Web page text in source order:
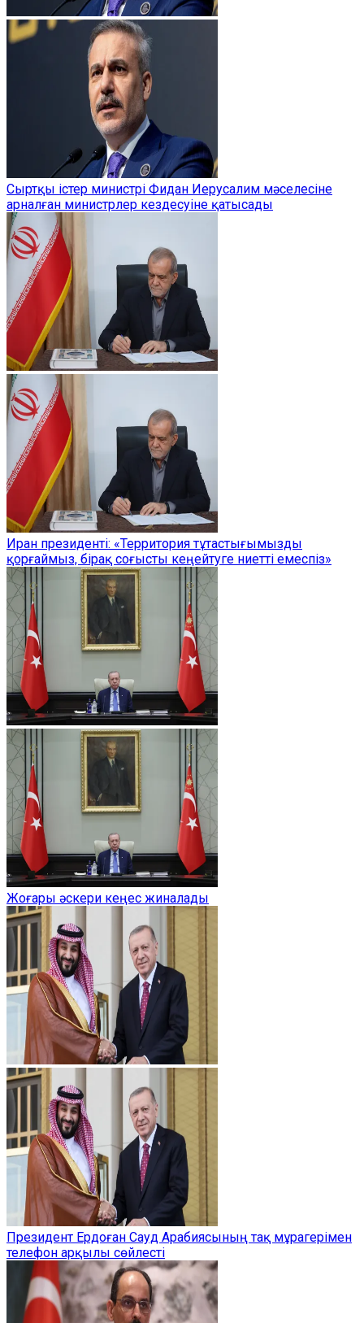
Сыртқы істер министрі Фидан Иерусалим мәселесіне
арналған министрлер кездесуіне қатысады
Иран президенті: «Территория тұтастығымызды
қорғаймыз, бірақ соғысты кеңейтуге ниетті емеспіз»
Жоғары әскери кеңес жиналады
Президент Ердоған Сауд Арабиясының тақ мұрагерімен
телефон арқылы сөйлесті